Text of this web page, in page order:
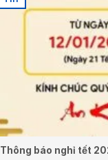
Thông báo nghỉ tết